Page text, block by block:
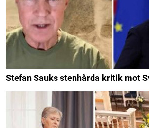
Stefan Sauks stenhårda kritik mot